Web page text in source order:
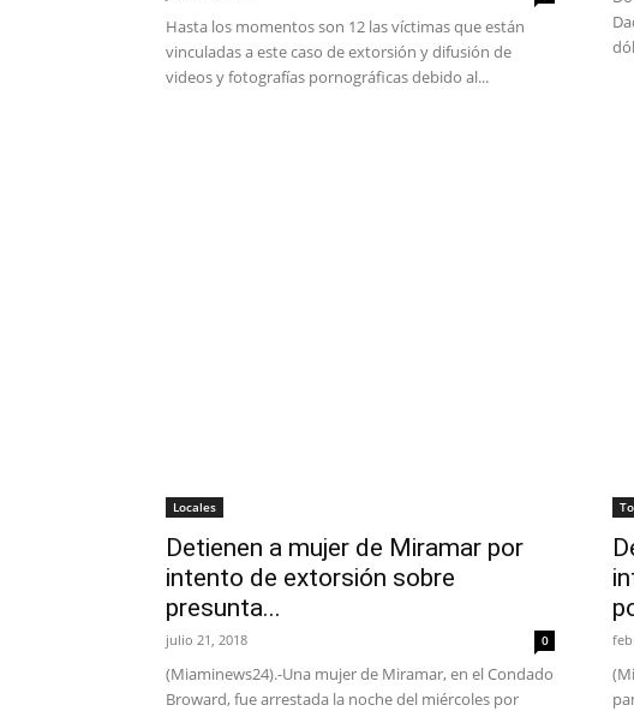
Hasta los momentos son 12 las víctimas que están
vinculadas a este caso de extorsión y difusión de
videos y fotografías pornográficas debido al...
Locales
Detienen a mujer de Miramar por
intento de extorsión sobre
presunta...
julio 21, 2018 0
(Miaminews24).-Una mujer de Miramar, en el Condado
Broward, fue arrestada la noche del miércoles por